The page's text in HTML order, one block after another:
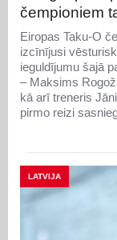
čempioniem
Eiropas Taku-O
izcīnījusi
ieguldījumu šajā
– Maksims
kā arī treneris
pirmo reizi
LATVIJA